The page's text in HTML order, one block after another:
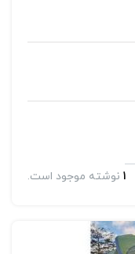
1 نوشته موجود است.